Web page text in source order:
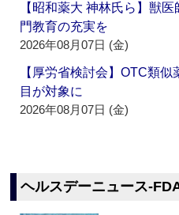
【昭和薬大 神林氏ら】獣
門教育の充実を
2026年08月07日 (金)
【厚労省検討会】OTC類
目が対象に
2026年08月07日 (金)
ヘルスデーニュース